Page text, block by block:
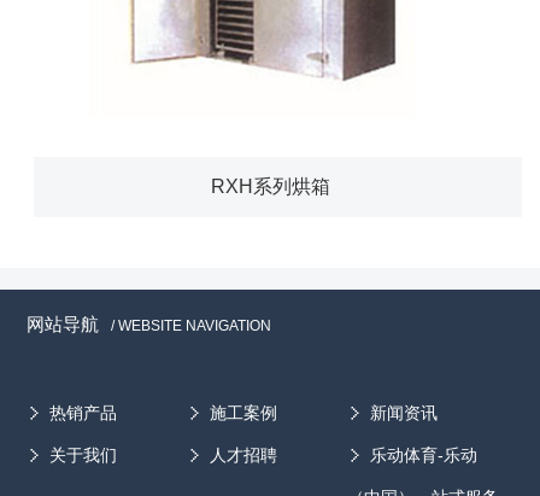
RXH系列烘箱
网站导航 / WEBSITE NAVIGATION
热销产品 施工案例 新闻资讯
关于我们 人才招聘 乐动体育-乐动